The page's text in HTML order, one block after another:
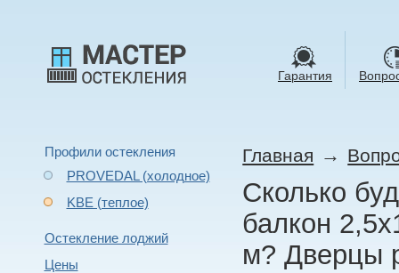
Гарантия
Профили остекления
PROVEDAL (холодное)
KBE (теплое)
Остекление лоджий
Цены
Главная →
Сколько
балкон
м? Дверцы